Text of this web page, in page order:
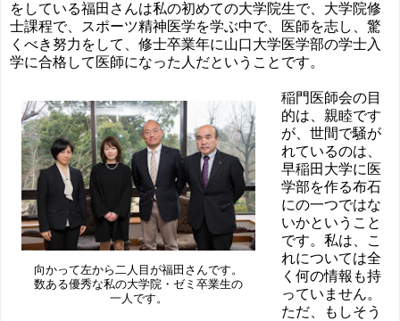
をしている福田さんは私の初めての大学院生で、大学院修
士課程で、スポーツ精神医学を学ぶ中で、医師を志し、驚
くべき努力をして、修士卒業年に山口大学医学部の学士入
学に合格して医師になった人だということです。
向かって左から二人目が福田さんです。
数ある優秀な私の大学院・ゼミ卒業生の
一人です。
稲門医師会の目
的は、親睦です
が、世間で騒が
れているのは、
早稲田大学に医
学部を作る布石
にの一つではな
いかということ
です。私は、こ
れについては全
く何の情報も持
っていません。
ただ、もしそう